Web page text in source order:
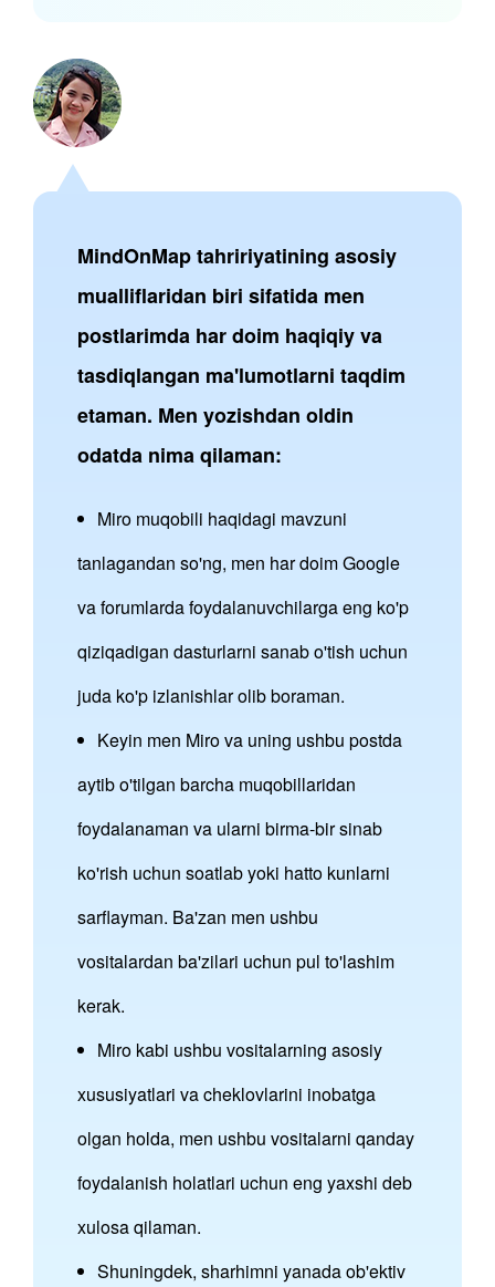
MindOnMap tahririyatining asosiy
mualliflaridan biri sifatida men
postlarimda har doim haqiqiy va
tasdiqlangan ma'lumotlarni taqdim
etaman. Men yozishdan oldin
odatda nima qilaman:
Miro muqobili haqidagi mavzuni
tanlagandan so'ng, men har doim Google
va forumlarda foydalanuvchilarga eng ko'p
qiziqadigan dasturlarni sanab o'tish uchun
juda ko'p izlanishlar olib boraman.
Keyin men Miro va uning ushbu postda
aytib o'tilgan barcha muqobillaridan
foydalanaman va ularni birma-bir sinab
ko'rish uchun soatlab yoki hatto kunlarni
sarflayman. Ba'zan men ushbu
vositalardan ba'zilari uchun pul to'lashim
kerak.
Miro kabi ushbu vositalarning asosiy
xususiyatlari va cheklovlarini inobatga
olgan holda, men ushbu vositalarni qanday
foydalanish holatlari uchun eng yaxshi deb
xulosa qilaman.
Shuningdek, sharhimni yanada ob'ektiv